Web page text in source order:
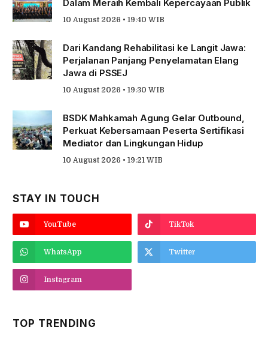
Dalam Meraih Kembali Kepercayaan Publik
10 August 2026 • 19:40 WIB
Dari Kandang Rehabilitasi ke Langit Jawa:
Perjalanan Panjang Penyelamatan Elang
Jawa di PSSEJ
10 August 2026 • 19:30 WIB
BSDK Mahkamah Agung Gelar Outbound,
Perkuat Kebersamaan Peserta Sertifikasi
Mediator dan Lingkungan Hidup
10 August 2026 • 19:21 WIB
STAY IN TOUCH
YouTube TikTok
WhatsApp Twitter
Instagram
TOP TRENDING